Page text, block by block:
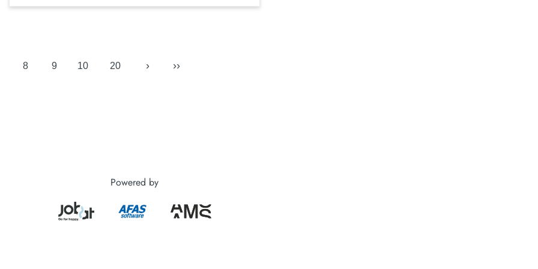
8 9 10 20 › ››
Powered by